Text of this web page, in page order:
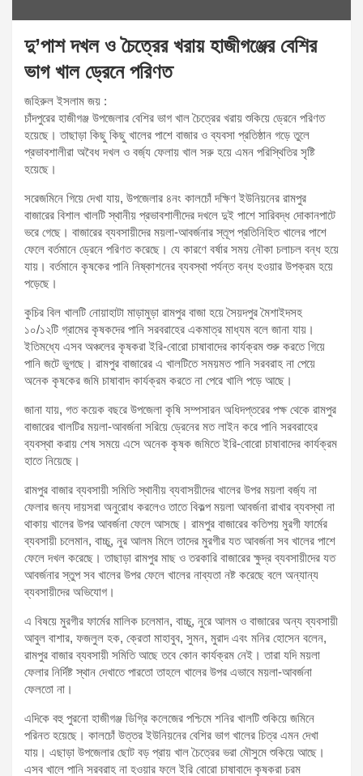
দু’পাশ দখল ও চৈত্রের খরায় হাজীগঞ্জের বেশির
ভাগ খাল ড্রেনে পরিণত
জহিরুল ইসলাম জয় :
চাঁদপুরের হাজীগঞ্জ উপজেলার বেশির ভাগ খাল চৈত্রের খরায় শুকিয়ে ড্রেনে পরিণত
হয়েছে। তাছাড়া কিছু কিছু খালের পাশে বাজার ও ব্যবসা প্রতিষ্ঠান গড়ে তুলে
প্রভাবশালীরা অবৈধ দখল ও বর্জ্য ফেলায় খাল সরু হয়ে এমন পরিস্থিতির সৃষ্টি
হয়েছে।
সরেজমিনে গিয়ে দেখা যায়, উপজেলার ৪নং কালচোঁ দক্ষিণ ইউনিয়নের রামপুর
বাজারের বিশাল খালটি স্থানীয় প্রভাবশালীদের দখলে দুই পাশে সারিবদ্ধ দোকানপাটে
ভরে গেছে। বাজারের ব্যবসায়ীদের ময়লা-আবর্জনার স্তূপ প্রতিনিহিত খালের পাশে
ফেলে বর্তমানে ড্রেনে পরিণত করেছে। যে কারণে বর্ষার সময় নৌকা চলাচল বন্ধ হয়ে
যায়। বর্তমানে কৃষকের পানি নিষ্কাশনের ব্যবস্থা পর্যন্ত বন্ধ হওয়ার উপক্রম হয়ে
পড়েছে।
কুচির বিল খালটি নোয়াহাটা মাড়ামুড়া রামপুর বাজা হয়ে সৈয়দপুর মৈশাইদসহ
১০/১২টি গ্রামের কৃষকদের পানি সরবরাহের একমাত্র মাধ্যম বলে জানা যায়।
ইতিমধ্যে এসব অঞ্চলের কৃষকরা ইরি-বোরো চাষাবাদের কার্যক্রম শুরু করতে গিয়ে
পানি জটে ভুগছে। রামপুর বাজারের এ খালটিতে সময়মত পানি সরবরাহ না পেয়ে
অনেক কৃষকের জমি চাষাবাদ কার্যক্রম করতে না পেরে খালি পড়ে আছে।
জানা যায়, গত কয়েক বছরে উপজেলা কৃষি সম্পসারন অধিদপ্তরের পক্ষ থেকে রামপুর
বাজারের খালটির ময়লা-আবর্জনা সরিয়ে ড্রেনের মত লাইন করে পানি সরবরাহের
ব্যবস্থা করায় শেষ সময়ে এসে অনেক কৃষক জমিতে ইরি-বোরো চাষাবাদের কার্যক্রম
হাতে নিয়েছে।
রামপুর বাজার ব্যবসায়ী সমিতি স্থানীয় ব্যবাসয়ীদের খালের উপর ময়লা বর্জ্য না
ফেলার জন্য দায়সরা অনুরোধ করলেও তাতে বিকল্প ময়লা আবর্জনা রাখার ব্যবস্থা না
থাকায় খালের উপর আবর্জনা ফেলে আসছে। রামপুর বাজারের কতিপয় মুরগী ফার্মের
ব্যবসায়ী চলেমান, বাচ্চু, নুর আলম মিলে তাদের মুরগীর যত আবর্জনা সব খালের পাশে
ফেলে দখল করেছে। তাছাড়া রামপুর মাছ ও তরকারি বাজারের ক্ষুদ্র ব্যবসায়ীদের যত
আবর্জনার স্তুপ সব খালের উপর ফেলে খালের নাব্যতা নষ্ট করেছে বলে অন্যান্য
ব্যবসায়ীদের অভিযোগ।
এ বিষয়ে মুরগীর ফার্মের মালিক চলেমান, বাচ্চু, নুরে আলম ও বাজারের অন্য ব্যবসায়ী
আবুল বাশার, ফজলুল হক, ক্রেতা মাহাবুব, সুমন, মুরাদ এবং মনির হোসেন বলেন,
রামপুর বাজার ব্যবসায়ী সমিতি আছে তবে কোন কার্যক্রম নেই। তারা যদি ময়লা
ফেলার নির্দিষ্ট স্থান দেখাতে পারতো তাহলে খালের উপর এভাবে ময়লা-আবর্জনা
ফেলতো না।
এদিকে বহু পুরনো হাজীগঞ্জ ডিগ্রি কলেজের পশ্চিমে শনির খালটি শুকিয়ে জমিনে
পরিনত হয়েছে। কালচোঁ উত্তর ইউনিয়নের বেশির ভাগ খালের চিত্র এমন দেখা
যায়। এছাড়া উপজেলার ছোট বড় প্রায় খাল চৈত্রের ভরা মৌসুমে শুকিয়ে আছে।
এসব খালে পানি সরবরাহ না হওয়ার ফলে ইরি বোরো চাষাবাদে কৃষকরা চরম